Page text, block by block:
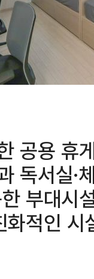
공용 휴
독서실·
부대시
적인 시